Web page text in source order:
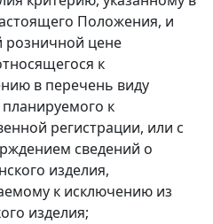
Положения, и
розничной цене
к
в перечень виду
к
регистрации, или с
сведений о
изделия,
к исключению из
изделия;